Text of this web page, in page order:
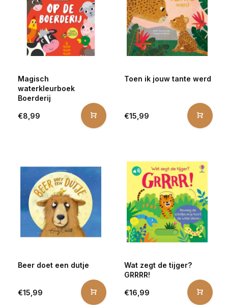
Magisch
waterkleurboek
Boerderij
€8,99
Toen ik jouw tante werd
€15,99
Beer doet een dutje
€15,99
Wat zegt de tijger?
GRRRR!
€16,99